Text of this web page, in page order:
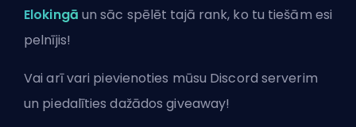
Elokingā un sāc spēlēt tajā rank, ko tu tiešām esi
pelnījis!
Vai arī vari pievienoties mūsu Discord serverim
un piedalīties dažādos giveaway!